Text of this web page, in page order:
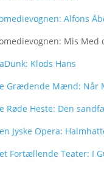
Alfons
Mis Med
Klods Hans
Grædende Mænd: Når
Røde Heste: Den
Jyske Opera:
Fortællende Teater: I